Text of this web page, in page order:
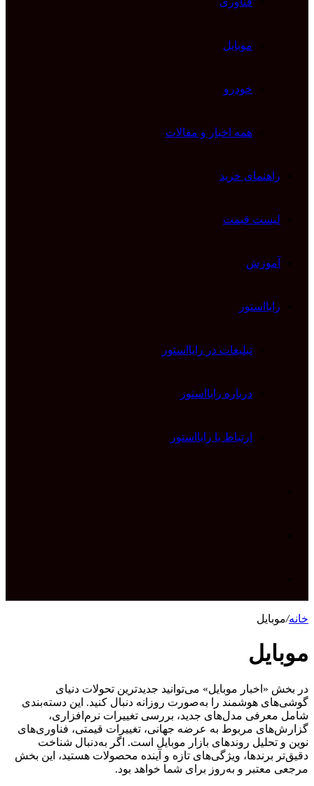
موبایل
خودرو
همه اخبار و مقالات
راهنمای خرید
لیست قیمت
آموزش
رایااستور
تبلیغات در رایااستور
درباره رایااستور
ارتباط با رایااستور
برای خانه/موبایل
موبایل
در بخش «اخبار موبایل» می‌توانید جدیدترین تحولات دنیای
گوشی‌های هوشمند را به‌صورت روزانه دنبال کنید. این دسته‌بندی
شامل معرفی مدل‌های جدید، بررسی تغییرات نرم‌افزاری،
گزارش‌های مربوط به عرضه جهانی، تغییرات قیمتی، فناوری‌های
نوین و تحلیل روندهای بازار موبایل است. اگر به‌دنبال شناخت
دقیق‌تر برندها، ویژگی‌های تازه و آینده‌ محصولات هستید، این بخش
مرجعی معتبر و به‌روز برای شما خواهد بود.